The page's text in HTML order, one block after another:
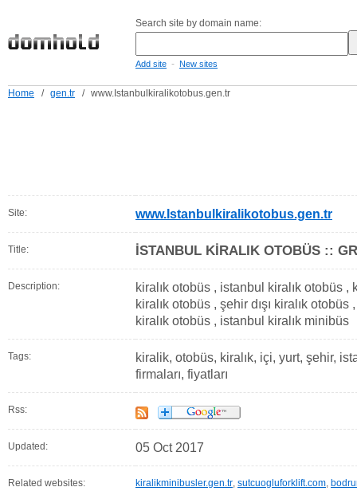
Search site by domain name:
Add site - New sites
Home / gen.tr / www.Istanbulkiralikotobus.gen.tr
Site: www.Istanbulkiralikotobus.gen.tr
Title: İSTANBUL KİRALIK OTOBÜS ::
Description:
kiralık otobüs , istanbul kiralık otobüs ,
kiralık otobüs , şehir dışı kiralık otobüs
kiralık otobüs , istanbul kiralık minibüs
Tags:
kiralik, otobüs, kiralık, içi, yurt, şehir,
firmaları, fiyatları
Rss:
Updated: 05 Oct 2017
Related websites: kiralikminibusler.gen.tr, sutcuogluforklift.com,